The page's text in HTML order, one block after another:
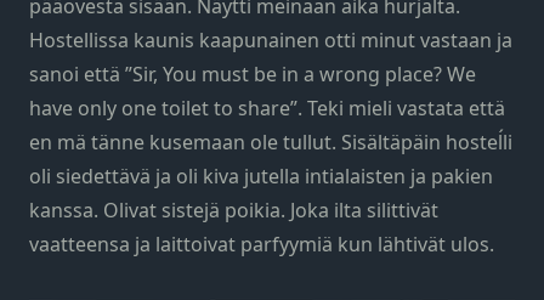
pääovesta sisään. Näytti meinaan aika hurjalta.
Hostellissa kaunis kaapunainen otti minut vastaan ja
sanoi että ”Sir, You must be in a wrong place? We
have only one toilet to share”. Teki mieli vastata että
en mä tänne kusemaan ole tullut. Sisältäpäin hosteĺli
oli siedettävä ja oli kiva jutella intialaisten ja pakien
kanssa. Olivat sistejä poikia. Joka ilta silittivät
vaatteensa ja laittoivat parfyymiä kun lähtivät ulos.